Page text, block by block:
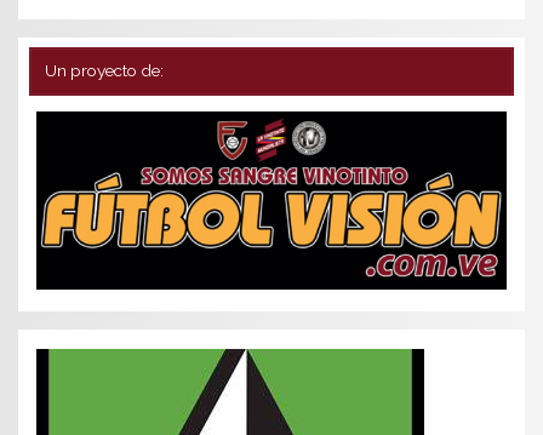
Un proyecto de: